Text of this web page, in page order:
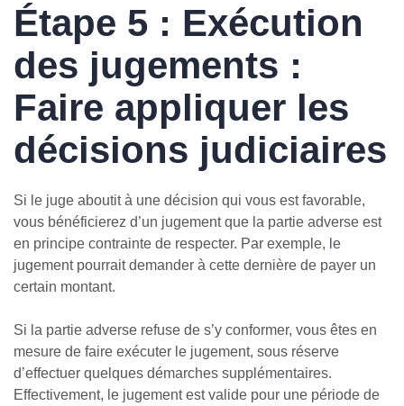
Étape 5 : Exécution
des jugements :
Faire appliquer les
décisions judiciaires
Si le juge aboutit à une décision qui vous est favorable,
vous bénéficierez d’un jugement que la partie adverse est
en principe contrainte de respecter. Par exemple, le
jugement pourrait demander à cette dernière de payer un
certain montant.
Si la partie adverse refuse de s’y conformer, vous êtes en
mesure de faire exécuter le jugement, sous réserve
d’effectuer quelques démarches supplémentaires.
Effectivement, le jugement est valide pour une période de